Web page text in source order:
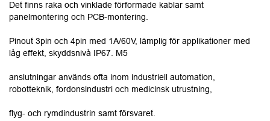
Det finns raka och vinklade förformade kablar samt
panelmontering och PCB-montering.
Pinout 3pin och 4pin med 1A/60V, lämplig för applikationer med
låg effekt, skyddsnivå IP67. M5
anslutningar används ofta inom industriell automation,
robotteknik, fordonsindustri och medicinsk utrustning,
flyg- och rymdindustrin samt försvaret.